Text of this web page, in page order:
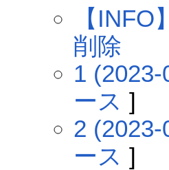
【
削除
1
ース ]
2
ース ]